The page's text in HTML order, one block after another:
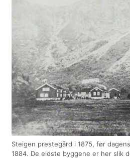
Steigen prestegård i 1875, før
1884. De eldste byggene er her slik